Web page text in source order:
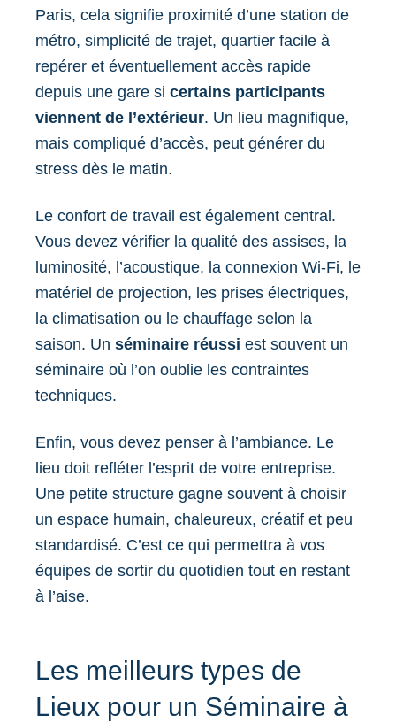
Paris, cela signifie proximité d’une station de
métro, simplicité de trajet, quartier facile à
repérer et éventuellement accès rapide
depuis une gare si certains participants
viennent de l’extérieur. Un lieu magnifique,
mais compliqué d’accès, peut générer du
stress dès le matin.
Le confort de travail est également central.
Vous devez vérifier la qualité des assises, la
luminosité, l’acoustique, la connexion Wi-Fi, le
matériel de projection, les prises électriques,
la climatisation ou le chauffage selon la
saison. Un séminaire réussi est souvent un
séminaire où l’on oublie les contraintes
techniques.
Enfin, vous devez penser à l’ambiance. Le
lieu doit refléter l’esprit de votre entreprise.
Une petite structure gagne souvent à choisir
un espace humain, chaleureux, créatif et peu
standardisé. C’est ce qui permettra à vos
équipes de sortir du quotidien tout en restant
à l’aise.
Les meilleurs types de
Lieux pour un Séminaire à